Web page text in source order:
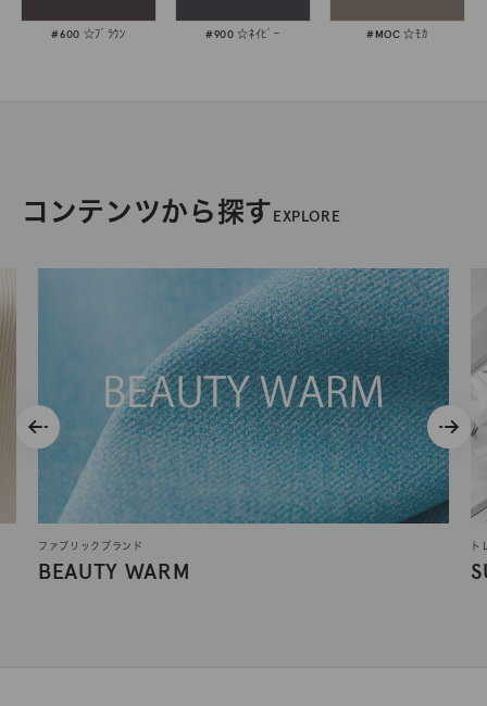
#600 ☆ﾌﾞﾗｳﾝ #900 ☆ﾈｲﾋﾞｰ #MOC ☆ﾓｶ
コンテンツから探すEXPLORE
ファブリックブランド
BEAUTY WARM
ト